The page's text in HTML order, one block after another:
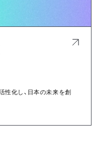
性化し、日本の未来を創